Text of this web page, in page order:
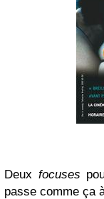
Deux focuses
passe comme ça